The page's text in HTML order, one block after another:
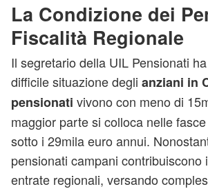
La Condizione dei
Fiscalità Regionale
Il segretario della UIL Pensionati
difficile situazione degli anziani in
pensionati vivono con meno di
maggior parte si colloca nelle
sotto i 29mila euro annui.
pensionati campani
entrate regionali, versando